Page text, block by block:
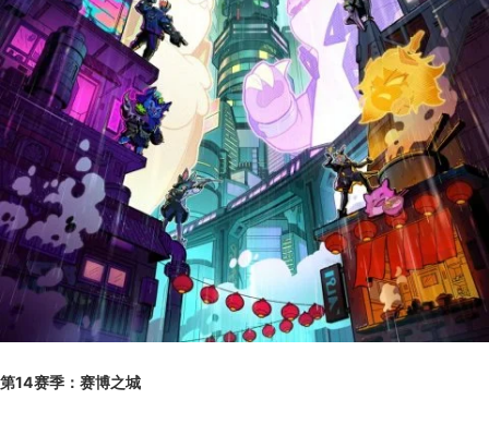
第14赛季：赛博之城